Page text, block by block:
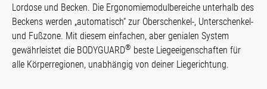
Lordose und Becken. Die Ergo­nomie­modul­bereiche unterhalb des
Beckens werden „automa­tisch“ zur Ober­schen­kel-, Unter­schenkel-
und Fußzone. Mit diesem ein­fachen, aber genialen Sys­tem
gewähr­leistet die BODYGUARD® beste Liege­eigen­schaf­ten für
alle Kör­per­regionen, unabhängig von deiner Liegerichtung.